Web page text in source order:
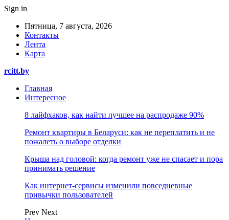
Sign in
Пятница, 7 августа, 2026
Контакты
Лента
Карта
rcitt.by
Главная
Интересное
8 лайфхаков, как найти лучшее на распродаже 90%
Ремонт квартиры в Беларуси: как не переплатить и не
пожалеть о выборе отделки
Крыша над головой: когда ремонт уже не спасает и пора
принимать решение
Как интернет-сервисы изменили повседневные
привычки пользователей
Prev Next